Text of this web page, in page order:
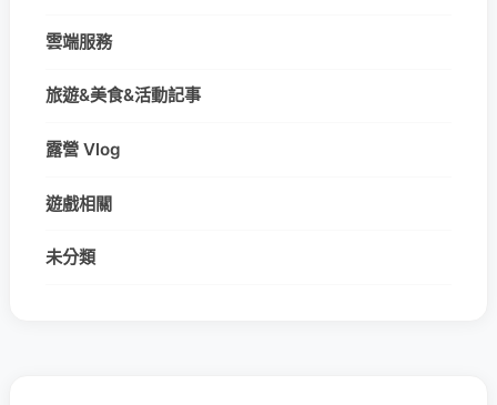
雲端服務
旅遊&美食&活動記事
露營 Vlog
遊戲相關
未分類